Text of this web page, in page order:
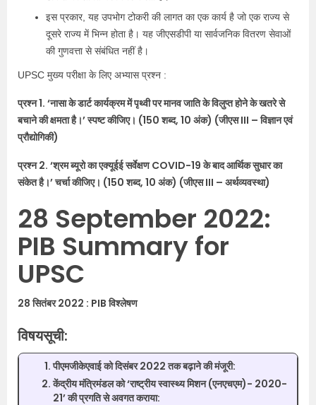
इस प्रकार, यह उपभोग टोकरी की लागत का एक कार्य है जो एक राज्य से
दूसरे राज्य में भिन्न होता है। यह जीएसडीपी या सार्वजनिक वितरण सेवाओं
की गुणवत्ता से संबंधित नहीं है।
UPSC मुख्य परीक्षा के लिए अभ्यास प्रश्न :
प्रश्न 1. ‘नासा के डार्ट कार्यक्रम में पृथ्वी पर मानव जाति के विलुप्त होने के खतरे से
बचाने की क्षमता है।’ स्पष्ट कीजिए। (150 शब्द, 10 अंक) (जीएस III – विज्ञान एवं
प्रौद्योगिकी)
प्रश्न 2. ‘श्रम ब्यूरो का एक्यूईई सर्वेक्षण COVID-19 के बाद आर्थिक सुधार का
संकेत है।’ चर्चा कीजिए। (150 शब्द, 10 अंक) (जीएस III – अर्थव्यवस्था)
28 September 2022:
PIB Summary for
UPSC
28 सितंबर 2022 : PIB विश्लेषण
विषयसूची:
पीएमजीकेएवाई को दिसंबर 2022 तक बढ़ाने की मंजूरी:
केंद्रीय मंत्रिमंडल को ‘राष्ट्रीय स्वास्थ्य मिशन (एनएचएम)- 2020-
21’ की प्रगति से अवगत कराया: